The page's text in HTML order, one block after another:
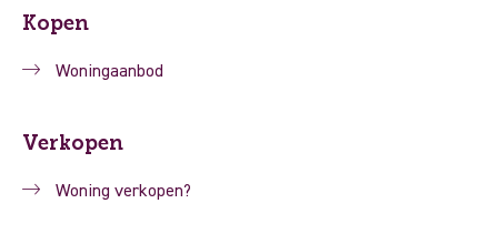
Kopen
Woningaanbod
Verkopen
Woning verkopen?